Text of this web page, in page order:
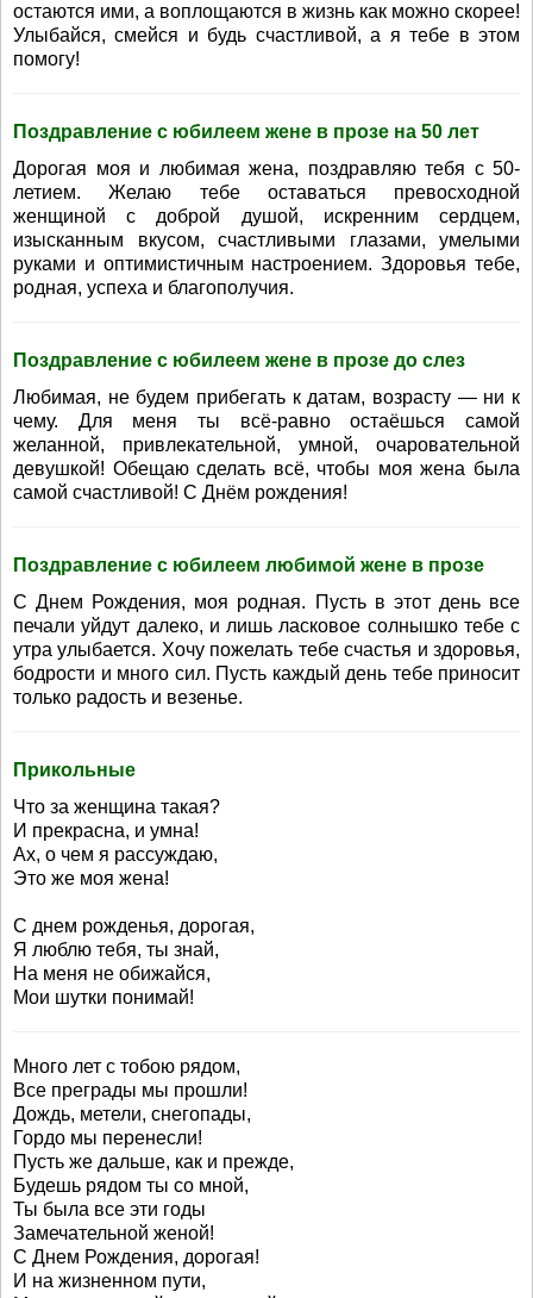
остаются ими, а воплощаются в жизнь как можно скорее!
Улыбайся, смейся и будь счастливой, а я тебе в этом
помогу!
Поздравление с юбилеем жене в прозе на 50 лет
Дорогая моя и любимая жена, поздравляю тебя с 50-
летием. Желаю тебе оставаться превосходной
женщиной с доброй душой, искренним сердцем,
изысканным вкусом, счастливыми глазами, умелыми
руками и оптимистичным настроением. Здоровья тебе,
родная, успеха и благополучия.
Поздравление с юбилеем жене в прозе до слез
Любимая, не будем прибегать к датам, возрасту — ни к
чему. Для меня ты всё-равно остаёшься самой
желанной, привлекательной, умной, очаровательной
девушкой! Обещаю сделать всё, чтобы моя жена была
самой счастливой! С Днём рождения!
Поздравление с юбилеем любимой жене в прозе
С Днем Рождения, моя родная. Пусть в этот день все
печали уйдут далеко, и лишь ласковое солнышко тебе с
утра улыбается. Хочу пожелать тебе счастья и здоровья,
бодрости и много сил. Пусть каждый день тебе приносит
только радость и везенье.
Прикольные
Что за женщина такая?
И прекрасна, и умна!
Ах, о чем я рассуждаю,
Это же моя жена!
С днем рожденья, дорогая,
Я люблю тебя, ты знай,
На меня не обижайся,
Мои шутки понимай!
Много лет с тобою рядом,
Все преграды мы прошли!
Дождь, метели, снегопады,
Гордо мы перенесли!
Пусть же дальше, как и прежде,
Будешь рядом ты со мной,
Ты была все эти годы
Замечательной женой!
С Днем Рождения, дорогая!
И на жизненном пути,